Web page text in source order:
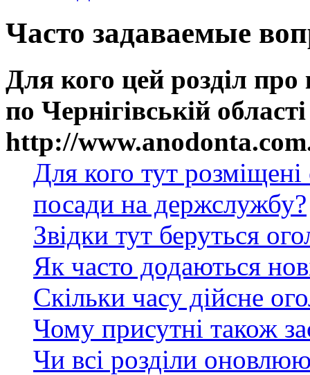
Часто задаваемые
Для кого цей розділ
по Чернігівській
http://
Для кого тут
посади на держслужбу?
Звідки тут беруться
Як часто додаються
Скільки часу дійсне
Чому присутні також
Чи всі розділи